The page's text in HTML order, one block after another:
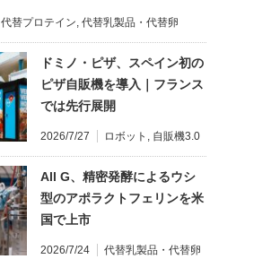
代替プロテイン 代替乳製品・代替卵
ドミノ・ピザ、スペイン初の
ピザ自販機を導入｜フランス
では先行展開
2026/7/27 ロボット 自販機3.0
All G、精密発酵によるウシ
型のアポラクトフェリンを米
国で上市
2026/7/24 代替乳製品・代替卵